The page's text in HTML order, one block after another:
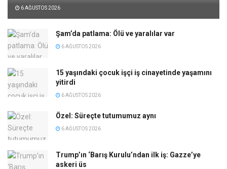
6 AĞUSTOS 2026
Şam’da patlama: Ölü ve yaralılar var
6 AĞUSTOS 2026
15 yaşındaki çocuk işçi iş cinayetinde yaşamını
yitirdi
6 AĞUSTOS 2026
Özel: Süreçte tutumumuz aynı
6 AĞUSTOS 2026
Trump’ın ‘Barış Kurulu’ndan ilk iş: Gazze’ye
askeri üs